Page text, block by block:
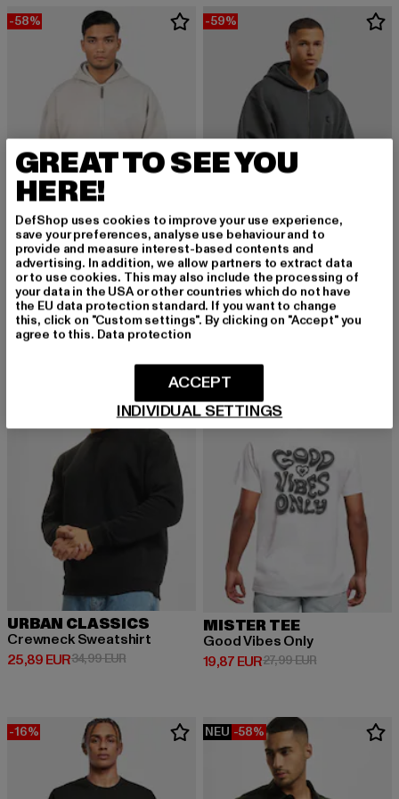
-58%
DROPSIZE
Super Heavy Oversize Blank
21,00 EUR
Derzeitiger Preis: 21,00 EUR
49,99 EURAktionspreis: 49,99 EUR
-59%
KARL KANI
36,90 EUR
Derzeitiger Preis: 36,90 EUR
89,99 EURAktionspreis:
URBAN CLASSICS
Crewneck Sweatshirt
25,89 EUR
Derzeitiger Preis: 25,89 EUR
34,99 EURAktionspreis: 34,99 EUR
-29%
MISTER TEE
Good Vibes Only
19,87 EUR
Derzeitiger Preis: 19,87 EUR
27,99 EURAktionspreis:
-16% NEU -58%
GREAT TO SEE YOU
HERE!
DefShop uses cookies to improve your use experience,
save your preferences, analyse use behaviour and to
provide and measure interest-based contents and
advertising. In addition, we allow partners to extract data
or to use cookies. This may also include the processing of
your data in the USA or other countries which do not have
the EU data protection standard. If you want to change
this, click on "Custom settings". By clicking on "Accept" you
agree to this. Data protection
INDIVIDUAL SETTINGS
ACCEPT